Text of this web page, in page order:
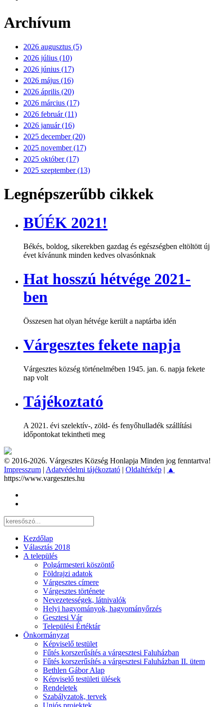
Archívum
2026 augusztus (5)
2026 július (10)
2026 június (17)
2026 május (16)
2026 április (20)
2026 március (17)
2026 február (11)
2026 január (16)
2025 december (20)
2025 november (17)
2025 október (17)
2025 szeptember (13)
Legnépszerűbb cikkek
BÚÉK 2021!
Békés, boldog, sikerekben gazdag és egészségben eltöltött új
évet kívánunk minden kedves olvasónknak
Hat hosszú hétvége 2021-
ben
Összesen hat olyan hétvége került a naptárba idén
Várgesztes fekete napja
Várgesztes község történelmében 1945. jan. 6. napja fekete
nap volt
Tájékoztató
A 2021. évi szelektív-, zöld- és fenyőhulladék szállítási
időpontokat tekintheti meg
© 2016-2026. Várgesztes Község Honlapja Minden jog fenntartva!
Impresszum | Adatvédelmi tájékoztató | Oldaltérkép | ▲
https://www.vargesztes.hu
Kezdőlap
Választás 2018
A település
Polgármesteri köszöntő
Földrajzi adatok
Várgesztes címere
Várgesztes története
Nevezetességek, látnivalók
Helyi hagyományok, hagyományőrzés
Gesztesi Vár
Települési Értéktár
Önkormányzat
Képviselő testület
Fűtés korszerűsítés a várgesztesi Faluházban
Fűtés korszerűsítés a várgesztesi Faluházban II. ütem
Bethlen Gábor Alap
Képviselő testületi ülések
Rendeletek
Szabályzatok, tervek
Uniós projektek